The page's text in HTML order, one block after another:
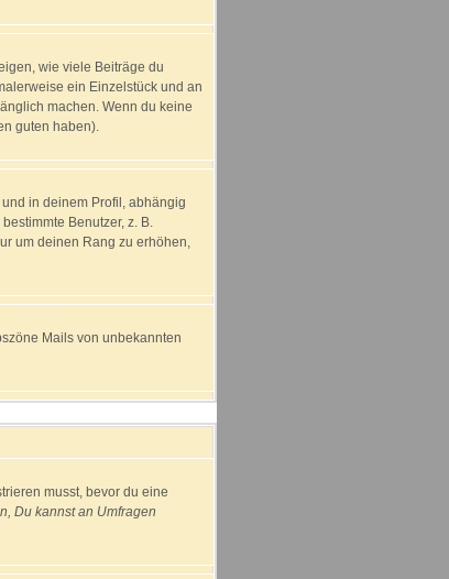
wie viele Beiträge du
ein Einzelstück und an
machen. Wenn du keine
guten haben).
in deinem Profil, abhängig
Benutzer, z. B.
um deinen Rang zu erhöhen,
Mails von unbekannten
musst, bevor du eine
Du kannst an Umfragen